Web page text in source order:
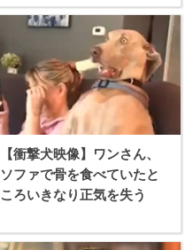
【衝撃犬映像】ワンさん、
ソファで骨を食べていたと
ころいきなり正気を失う